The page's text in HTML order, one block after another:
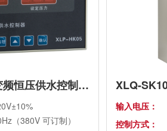
XLP-HK05G 变频恒压供水控制器(老款）
（380V 可订制）
输入电压：
控制方式：